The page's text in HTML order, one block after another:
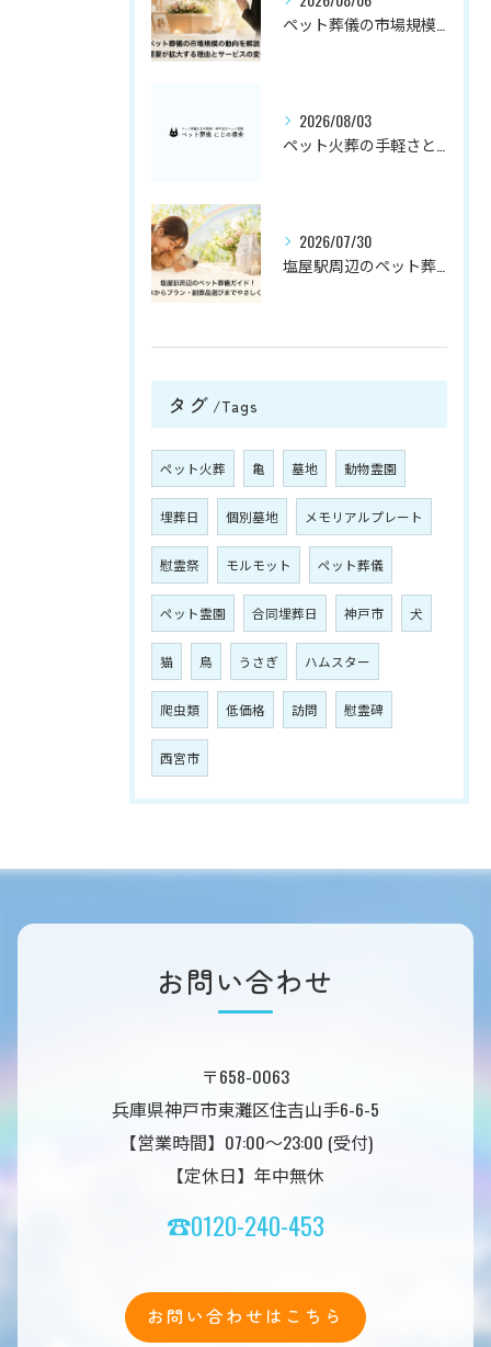
2026/08/03
2026/07/30
タグ Tags
ペット火葬 亀 墓地 動物霊園
埋葬日 個別墓地 メモリアルプレート
慰霊祭 モルモット ペット葬儀
ペット霊園 合同埋葬日 神戸市 犬
猫 鳥 うさぎ ハムスター
爬虫類 低価格 訪問 慰霊碑
西宮市
お問い合わせ
〒658-0063
兵庫県神戸市東灘区住吉山手6-6-5
【営業時間】07:00～23:00 (受付)
【定休日】年中無休
☎0120-240-453
お問い合わせはこちら